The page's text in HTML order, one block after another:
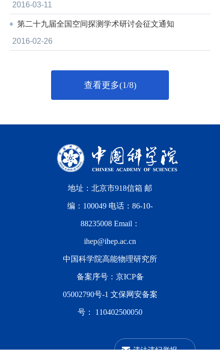
2016-03-11
第二十九届全国空间探测学术研讨会征文通知
2016-02-26
查看更多(1/8)
地址：北京市918信箱 邮
编：100049 电话：86-10-
88235008 Email：
ihep@ihep.ac.cn
中国科学院高能物理研究所
备案序号： 京ICP备
05002790号-1 文保网安备案
号： 110402500050
违法违纪举报